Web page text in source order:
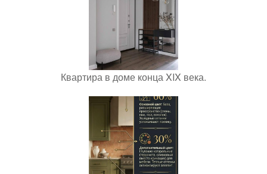
Квартира в доме конца XIX века.